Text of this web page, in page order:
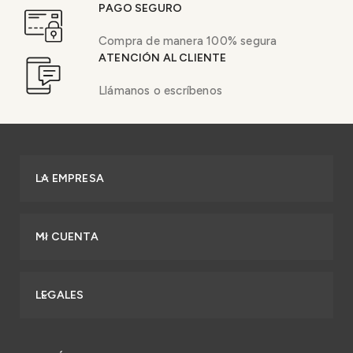
PAGO SEGURO
Compra de manera 100% segura
ATENCIÓN AL CLIENTE
Llámanos o escríbenos
LA EMPRESA
MI CUENTA
LEGALES